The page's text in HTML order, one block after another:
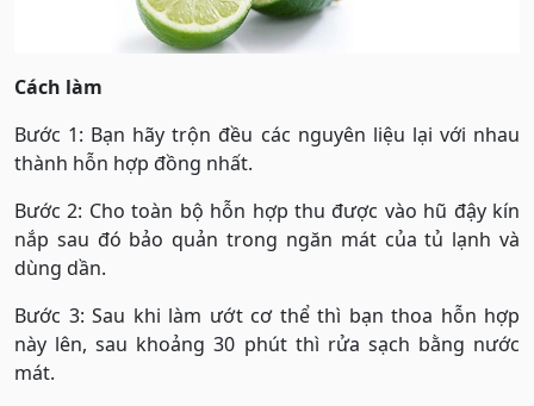
Cách làm
Bước 1: Bạn hãy trộn đều các nguyên liệu lại với nhau
thành hỗn hợp đồng nhất.
Bước 2: Cho toàn bộ hỗn hợp thu được vào hũ đậy kín
nắp sau đó bảo quản trong ngăn mát của tủ lạnh và
dùng dần.
Bước 3: Sau khi làm ướt cơ thể thì bạn thoa hỗn hợp
này lên, sau khoảng 30 phút thì rửa sạch bằng nước
mát.